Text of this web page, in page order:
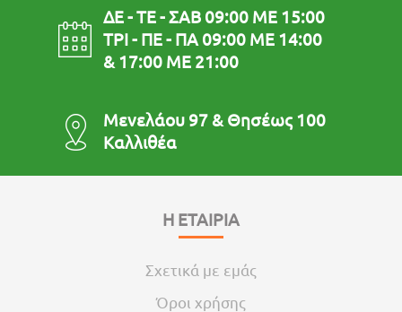
ΔΕ - ΤΕ - ΣΑΒ 09:00 ΜΕ 15:00
ΤΡΙ - ΠΕ - ΠΑ 09:00 ΜΕ 14:00
& 17:00 ΜΕ 21:00
Μενελάου 97 & Θησέως 100
Καλλιθέα
Η ΕΤΑΙΡΙΑ
Σχετικά με εμάς
Όροι χρήσης